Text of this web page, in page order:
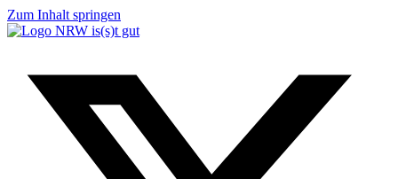
Zum Inhalt springen